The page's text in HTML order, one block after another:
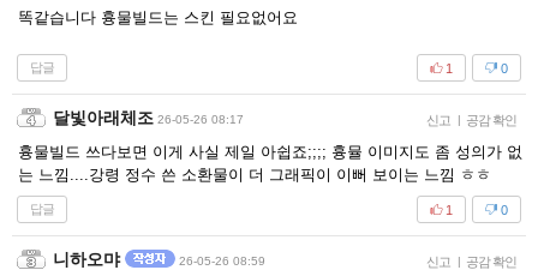
똑같습니다 흉물빌드는 스킨 필요없어요
답글 0
1
달빛아래체조 26-05-26 08:17 신고 | 공감 확인
흉물빌드 쓰다보면 이게 사실 제일 아쉽죠;;;; 흉뮬 이미지도 좀 성의가 없
는 느낌....강령 정수 쓴 소환물이 더 그래픽이 이뻐 보이는 느낌 ㅎㅎ
답글 0
1
니하오먀 26-05-26 08:59 신고 | 공감 확인